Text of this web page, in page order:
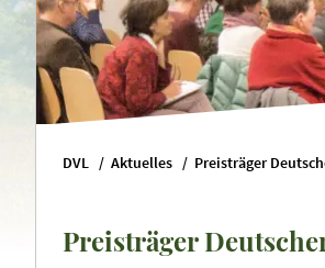
DVL Aktuelles
Preisträger